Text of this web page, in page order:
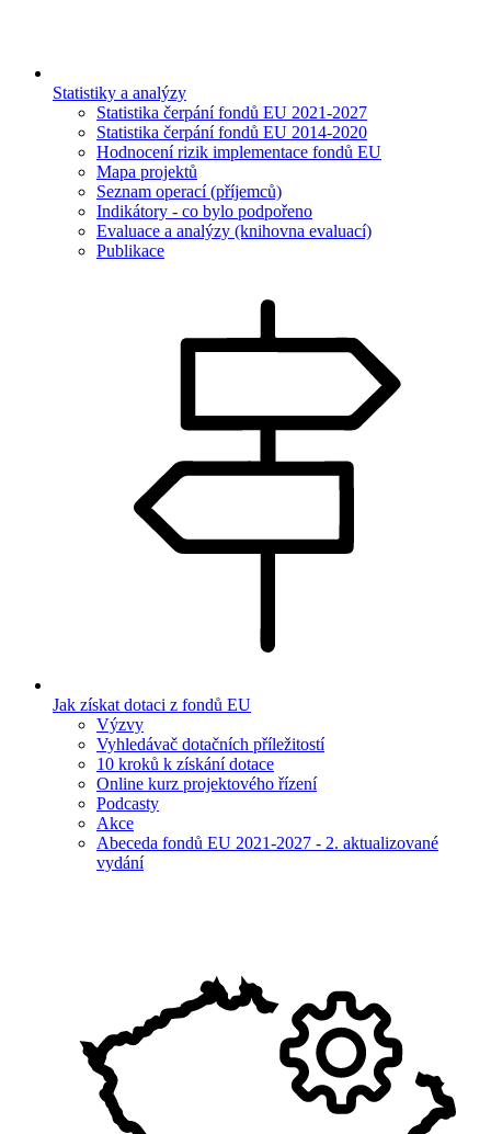
Statistiky a analýzy
Statistika čerpání fondů EU 2021-2027
Statistika čerpání fondů EU 2014-2020
Hodnocení rizik implementace fondů EU
Mapa projektů
Seznam operací (příjemců)
Indikátory - co bylo podpořeno
Evaluace a analýzy (knihovna evaluací)
Publikace
Jak získat dotaci z fondů EU
Výzvy
Vyhledávač dotačních příležitostí
10 kroků k získání dotace
Online kurz projektového řízení
Podcasty
Akce
Abeceda fondů EU 2021-2027 - 2. aktualizované
vydání